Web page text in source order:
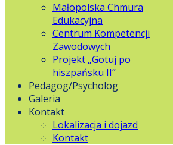
Małopolska Chmura
Edukacyjna
Centrum Kompetencji
Zawodowych
Projekt „Gotuj po
hiszpańsku II”
Pedagog/Psycholog
Galeria
Kontakt
Lokalizacja i dojazd
Kontakt